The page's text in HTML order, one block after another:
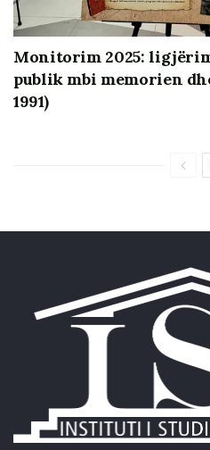
Monitorim 2025:
publik mbi memorien
1991)